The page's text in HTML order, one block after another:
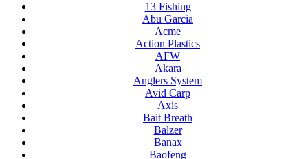
13 Fishing
Abu Garcia
Acme
Action Plastics
AFW
Akara
Anglers System
Avid Carp
Axis
Bait Breath
Balzer
Banax
Baofeng